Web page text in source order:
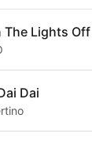
The Lights
Dai